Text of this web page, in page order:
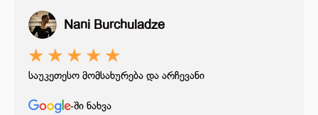
Nani Burchuladze
★ ★ ★ ★ ★
საუკეთესო მომსახურება და არჩევანი
-ში ნახვა